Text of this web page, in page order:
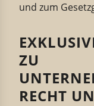
und zum
ZU
RECHT